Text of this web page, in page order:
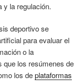
y la regulación.
deportivo se
para evaluar el
o la
que los resúmenes de
los deplataformas